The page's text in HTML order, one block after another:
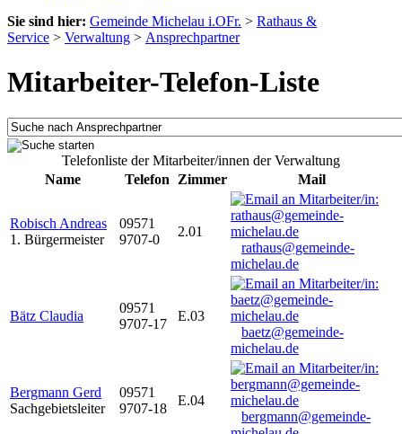
Sie sind hier: Gemeinde Michelau i.OFr. > Rathaus &
Service > Verwaltung > Ansprechpartner
Mitarbeiter-Telefon-Liste
Telefonliste der Mitarbeiter/innen der Verwaltung
Name
Telefon Zimmer Mail
Robisch Andreas
1. Bürgermeister
09571
9707-0
2.01
rathaus@gemeinde-
michelau.de
Bätz Claudia
09571
9707-17
E.03
baetz@gemeinde-
michelau.de
Bergmann Gerd
Sachgebietsleiter
09571
9707-18
E.04
bergmann@gemeinde-